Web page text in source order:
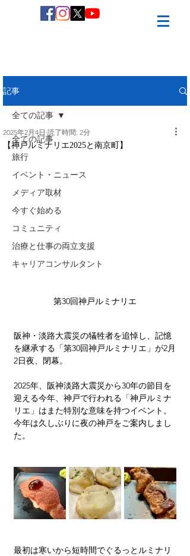
記事
全ての記事
旅行
イベント・ニュース
メディア取材
今すぐ始める
コミュニティ
治療と仕事の両立支援
キャリアコンサルタント
全ての記事
【神戸ルミナリエ2025と南京町】
2025年2月4日 読了時間: 2分
第30回神戸ルミナリエ
阪神・淡路大震災の犠牲者を追悼し、記憶
を継承する「第30回神戸ルミナリエ」が2月
2日夜、閉幕。
2025年、阪神淡路大震災から30年の節目を
迎える今年、神戸で行われる「神戸ルミナ
リエ」はまた特別な意味を持つイベント。
今年は久しぶりに夜の神戸をご案内しまし
た。
最初は寒いから短時間でぐるっとルミナリ